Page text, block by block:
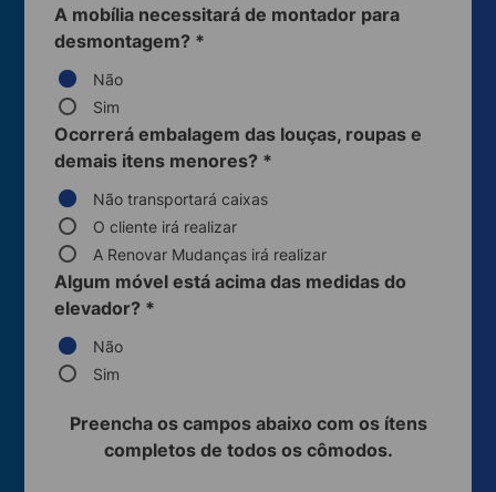
A mobília necessitará de montador para
desmontagem? *
Não
Sim
Ocorrerá embalagem das louças, roupas e
demais itens menores? *
Não transportará caixas
O cliente irá realizar
A Renovar Mudanças irá realizar
Algum móvel está acima das medidas do
elevador? *
Não
Sim
Preencha os campos abaixo com os ítens
completos de todos os cômodos.